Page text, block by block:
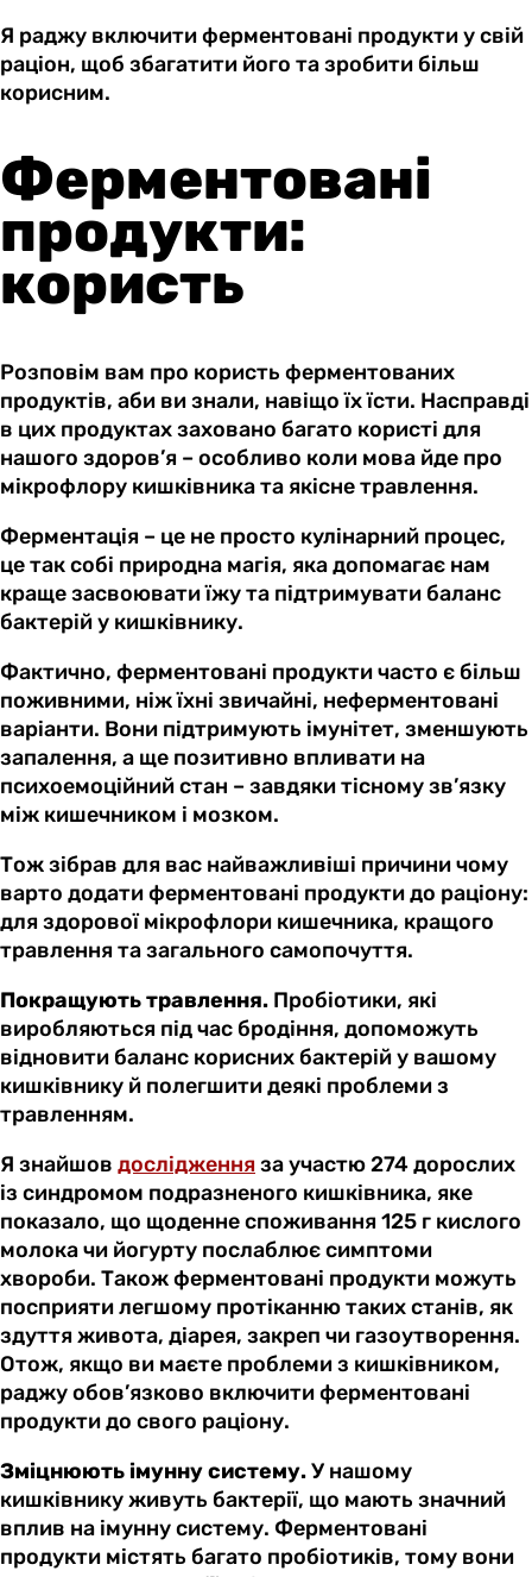
Я раджу включити ферментовані продукти у свій
раціон, щоб збагатити його та зробити більш
корисним.
Ферментовані
продукти:
користь
Розповім вам про користь ферментованих
продуктів, аби ви знали, навіщо їх їсти. Насправді
в цих продуктах заховано багато користі для
нашого здоров’я – особливо коли мова йде про
мікрофлору кишківника та якісне травлення.
Ферментація – це не просто кулінарний процес,
це так собі природна магія, яка допомагає нам
краще засвоювати їжу та підтримувати баланс
бактерій у кишківнику.
Фактично, ферментовані продукти часто є більш
поживними, ніж їхні звичайні, неферментовані
варіанти. Вони підтримують імунітет, зменшують
запалення, а ще позитивно впливати на
психоемоційний стан – завдяки тісному зв’язку
між кишечником і мозком.
Тож зібрав для вас найважливіші причини чому
варто додати ферментовані продукти до раціону:
для здорової мікрофлори кишечника, кращого
травлення та загального самопочуття.
Покращують травлення. Пробіотики, які
виробляються під час бродіння, допоможуть
відновити баланс корисних бактерій у вашому
кишківнику й полегшити деякі проблеми з
травленням.
Я знайшов дослідженняза участю 274 дорослих
із синдромом подразненого кишківника, яке
показало, що щоденне споживання 125 г кислого
молока чи йогурту послаблює симптоми
хвороби. Також ферментовані продукти можуть
посприяти легшому протіканню таких станів, як
здуття живота, діарея, закреп чи газоутворення.
Отож, якщо ви маєте проблеми з кишківником,
раджу обов’язково включити ферментовані
продукти до свого раціону.
Зміцнюють імунну систему.У нашому
кишківнику живуть бактерії, що мають значний
вплив на імунну систему. Ферментовані
продукти містять багато пробіотиків, тому вони